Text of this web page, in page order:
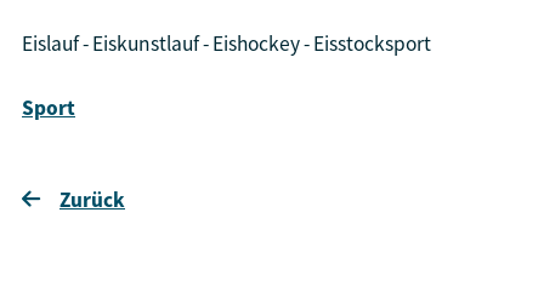
Eislauf - Eiskunstlauf - Eishockey - Eisstocksport
Sport
Zurück